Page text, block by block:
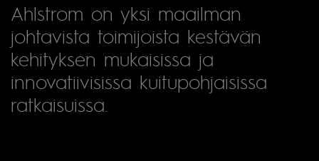
Ahlstrom on yksi maailman
johtavista toimijoista kestävän
kehityksen mukaisissa ja
innovatiivisissa kuitupohjaisissa
ratkaisuissa.